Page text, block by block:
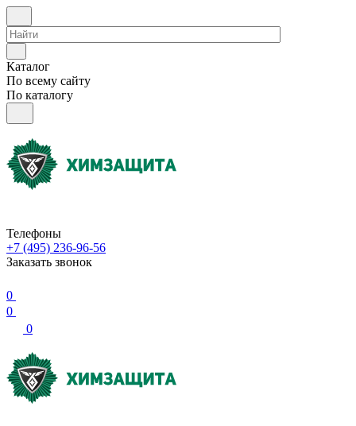
Каталог
По всему сайту
По каталогу
Телефоны
+7 (495) 236-96-56
Заказать звонок
0
0
0